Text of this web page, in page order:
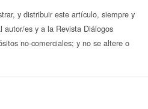
y distribuir este artículo, siempre y
autor/es y a la Revista Diálogos
no-comerciales; y no se altere o